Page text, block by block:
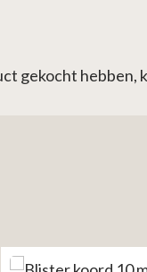
gekocht hebben,